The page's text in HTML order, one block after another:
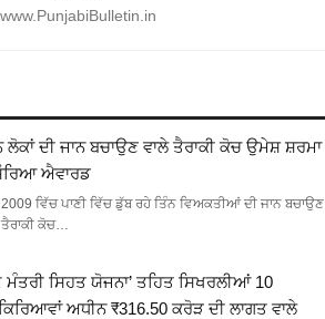
www.PunjabiBulletin.in
ਲੋਕਾਂ ਦੀ ਜਾਨ ਬਚਾਉਣ ਵਾਲੇ ਤੈਰਾਕੀ ਕੋਚ ਉਮੇਸ਼ ਸ਼ਰਮਾ
ਐਵਾਰਡ
2009 ਵਿੱਚ ਪਾਣੀ ਵਿੱਚ ਡੁੱਬ ਰਹੇ ਤਿੰਨ ਵਿਅਕਤੀਆਂ ਦੀ ਜਾਨ ਬਚਾਉਣ
ਤੈਰਾਕੀ ਕੋਚ…
ਮੰਤਰੀ ਸਿਹਤ ਯੋਜਨਾ’ ਤਹਿਤ ਸਿਖਰਲੀਆਂ 10
ਅਧੀਨ ₹316.50 ਕਰੋੜ ਦੀ ਲਾਗਤ ਵਾਲੇ